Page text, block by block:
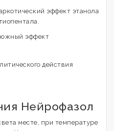
эффект этанола
эффект
действия
Нейрофазол
месте, при температуре